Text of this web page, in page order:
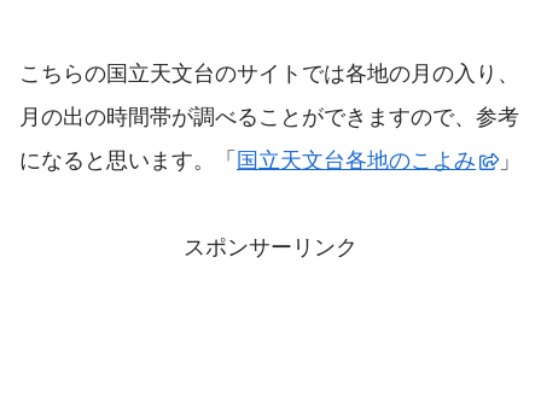
こちらの国立天文台のサイトでは各地の月の入り、
月の出の時間帯が調べることができますので、参考
になると思います。「 国立天文台各地のこよみ 」
スポンサーリンク